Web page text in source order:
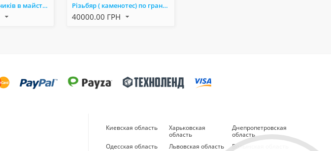
Шукаю працівників в майстерню з навчанням Різьбяр ( каменотес) по граніту
40000.00 ГРН
Киевская область
Харьковская
область
Днепропетровская
область
Одесская область
Львовская область Волынская область